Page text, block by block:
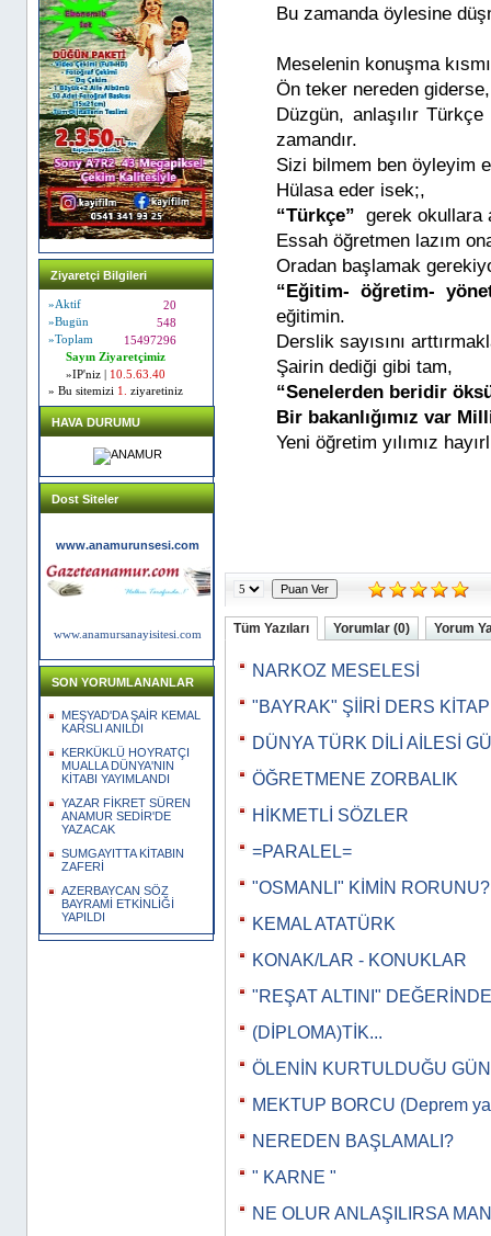
Ziyaretçi Bilgileri
»Aktif
20
»Bugün
548
»Toplam
15497296
Sayın Ziyaretçimiz
»IP'niz |
10.5.63.40
» Bu sitemizi 1. ziyaretiniz
HAVA DURUMU
Dost Siteler
www.anamurunsesi.com
www.anamursanayisitesi.com
SON YORUMLANANLAR
MEŞYAD'DA ŞAİR KEMAL
KARSLI ANILDI
KERKÜKLÜ HOYRATÇI
MUALLA DÜNYA'NIN
KİTABI YAYIMLANDI
YAZAR FİKRET SÜREN
ANAMUR SEDİR'DE
YAZACAK
SUMGAYITTA KİTABIN
ZAFERİ
AZERBAYCAN SÖZ
BAYRAMİ ETKİNLİĞİ
YAPILDI
Bu zamanda öylesine
Meselenin konuşma
Ön teker nereden
Düzgün, anlaşılır
zamandır.
Sizi bilmem ben öyleyim
Hülasa eder isek;,
“Türkçe” gerek okullara
Essah öğretmen lazım
Oradan başlamak
“Eğitim- öğretim-
eğitimin.
Derslik sayısını
Şairin dediği gibi tam,
“Senelerden beridir
Bir bakanlığımız var
Yeni öğretim yılımız
Tüm Yazıları Yorumlar (0) Yorum
NARKOZ MESELESİ
"BAYRAK" ŞİİRİ DERS
DÜNYA TÜRK DİLİ AİLESİ
ÖĞRETMENE ZORBALIK
HİKMETLİ SÖZLER
=PARALEL=
"OSMANLI" KİMİN RORUNU?
KEMAL ATATÜRK
KONAK/LAR - KONUKLAR
"REŞAT ALTINI"
(DİPLOMA)TİK...
ÖLENİN KURTULDUĞU GÜN
MEKTUP BORCU (Deprem
NEREDEN BAŞLAMALI?
" KARNE "
NE OLUR ANLAŞILIRSA